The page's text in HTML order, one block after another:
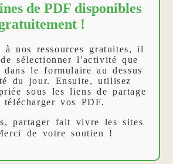
de PDF disponibles
!
à nos ressources gratuites, il
sélectionner l'activité que
dans le formulaire au dessus
du jour. Ensuite, utilisez
sous les liens de partage
télécharger vos PDF.
partager fait vivre les sites
de votre soutien !